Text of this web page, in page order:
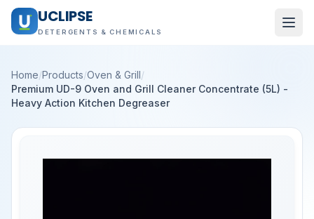
UCLIPSE
DETERGENTS & CHEMICALS
Home/Products/Oven & Grill/
Premium UD-9 Oven and Grill Cleaner Concentrate (5L) -
Heavy Action Kitchen Degreaser